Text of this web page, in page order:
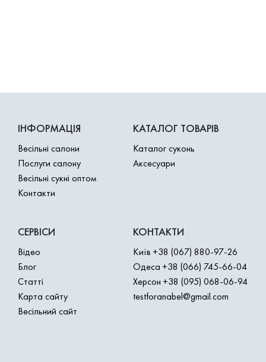
ІНФОРМАЦІЯ
Весільні салони
Послуги салону
Весільні сукні оптом
Контакти
КАТАЛОГ ТОВАРІВ
Каталог суконь
Аксесуари
СЕРВІСИ
Відео
Блог
Статті
Карта сайту
Весільний сайт
КОНТАКТИ
Київ +38 (067) 880-97-26
Одеса +38 (066) 745-66-04
Херсон +38 (095) 068-06-94
testforanabel@gmail.com